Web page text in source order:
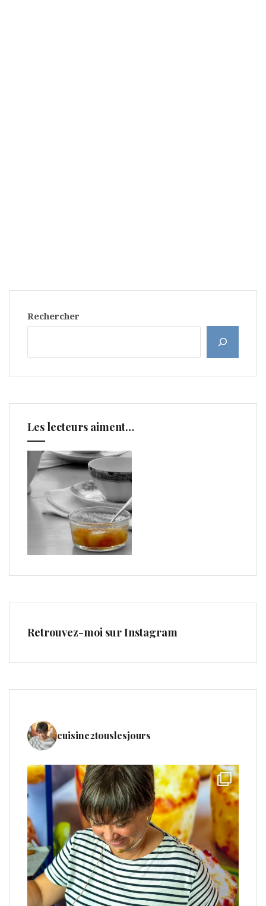
Rechercher
Les lecteurs aiment…
Retrouvez-moi sur Instagram
cuisine2touslesjours